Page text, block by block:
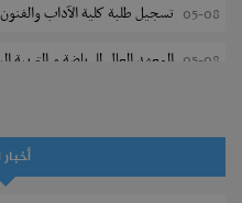
05-08 تسجيل طلبة كلية الآداب والفنون
05-08 المعهد العالي للرياضة و
05-08 كلية العلوم الإقتصادية